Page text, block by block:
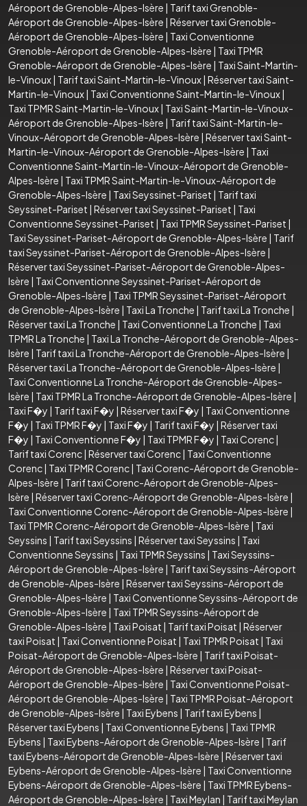
Aéroport de Grenoble-Alpes-Isère | Tarif taxi Grenoble-
Aéroport de Grenoble-Alpes-Isère | Réserver taxi Grenoble-
Aéroport de Grenoble-Alpes-Isère | Taxi Conventionne
Grenoble-Aéroport de Grenoble-Alpes-Isère | Taxi TPMR
Grenoble-Aéroport de Grenoble-Alpes-Isère | Taxi Saint-Martin-
le-Vinoux| Tarif taxi Saint-Martin-le-Vinoux| Réserver taxi Saint-
Martin-le-Vinoux| Taxi Conventionne Saint-Martin-le-Vinoux|
Taxi TPMR Saint-Martin-le-Vinoux| Taxi Saint-Martin-le-Vinoux-
Aéroport de Grenoble-Alpes-Isère | Tarif taxi Saint-Martin-le-
Vinoux-Aéroport de Grenoble-Alpes-Isère | Réserver taxi Saint-
Martin-le-Vinoux-Aéroport de Grenoble-Alpes-Isère | Taxi
Conventionne Saint-Martin-le-Vinoux-Aéroport de Grenoble-
Alpes-Isère | Taxi TPMR Saint-Martin-le-Vinoux-Aéroport de
Grenoble-Alpes-Isère | Taxi Seyssinet-Pariset | Tarif taxi
Seyssinet-Pariset | Réserver taxi Seyssinet-Pariset | Taxi
Conventionne Seyssinet-Pariset | Taxi TPMR Seyssinet-Pariset |
Taxi Seyssinet-Pariset-Aéroport de Grenoble-Alpes-Isère | Tarif
taxi Seyssinet-Pariset-Aéroport de Grenoble-Alpes-Isère |
Réserver taxi Seyssinet-Pariset-Aéroport de Grenoble-Alpes-
Isère | Taxi Conventionne Seyssinet-Pariset-Aéroport de
Grenoble-Alpes-Isère | Taxi TPMR Seyssinet-Pariset-Aéroport
de Grenoble-Alpes-Isère | Taxi La Tronche | Tarif taxi La Tronche |
Réserver taxi La Tronche | Taxi Conventionne La Tronche | Taxi
TPMR La Tronche | Taxi La Tronche-Aéroport de Grenoble-Alpes-
Isère | Tarif taxi La Tronche-Aéroport de Grenoble-Alpes-Isère |
Réserver taxi La Tronche-Aéroport de Grenoble-Alpes-Isère |
Taxi Conventionne La Tronche-Aéroport de Grenoble-Alpes-
Isère | Taxi TPMR La Tronche-Aéroport de Grenoble-Alpes-Isère |
Taxi F�y | Tarif taxi F�y | Réserver taxi F�y | Taxi Conventionne
F�y | Taxi TPMR F�y | Taxi F�y | Tarif taxi F�y | Réserver taxi
F�y | Taxi Conventionne F�y | Taxi TPMR F�y | Taxi Corenc|
Tarif taxi Corenc| Réserver taxi Corenc| Taxi Conventionne
Corenc| Taxi TPMR Corenc| Taxi Corenc-Aéroport de Grenoble-
Alpes-Isère | Tarif taxi Corenc-Aéroport de Grenoble-Alpes-
Isère | Réserver taxi Corenc-Aéroport de Grenoble-Alpes-Isère |
Taxi Conventionne Corenc-Aéroport de Grenoble-Alpes-Isère |
Taxi TPMR Corenc-Aéroport de Grenoble-Alpes-Isère | Taxi
Seyssins | Tarif taxi Seyssins | Réserver taxi Seyssins | Taxi
Conventionne Seyssins | Taxi TPMR Seyssins | Taxi Seyssins-
Aéroport de Grenoble-Alpes-Isère | Tarif taxi Seyssins-Aéroport
de Grenoble-Alpes-Isère | Réserver taxi Seyssins-Aéroport de
Grenoble-Alpes-Isère | Taxi Conventionne Seyssins-Aéroport de
Grenoble-Alpes-Isère | Taxi TPMR Seyssins-Aéroport de
Grenoble-Alpes-Isère | Taxi Poisat | Tarif taxi Poisat | Réserver
taxi Poisat | Taxi Conventionne Poisat | Taxi TPMR Poisat | Taxi
Poisat-Aéroport de Grenoble-Alpes-Isère | Tarif taxi Poisat-
Aéroport de Grenoble-Alpes-Isère | Réserver taxi Poisat-
Aéroport de Grenoble-Alpes-Isère | Taxi Conventionne Poisat-
Aéroport de Grenoble-Alpes-Isère | Taxi TPMR Poisat-Aéroport
de Grenoble-Alpes-Isère | Taxi Eybens | Tarif taxi Eybens |
Réserver taxi Eybens | Taxi Conventionne Eybens | Taxi TPMR
Eybens | Taxi Eybens-Aéroport de Grenoble-Alpes-Isère | Tarif
taxi Eybens-Aéroport de Grenoble-Alpes-Isère | Réserver taxi
Eybens-Aéroport de Grenoble-Alpes-Isère | Taxi Conventionne
Eybens-Aéroport de Grenoble-Alpes-Isère | Taxi TPMR Eybens-
Aéroport de Grenoble-Alpes-Isère | Taxi Meylan | Tarif taxi Meylan